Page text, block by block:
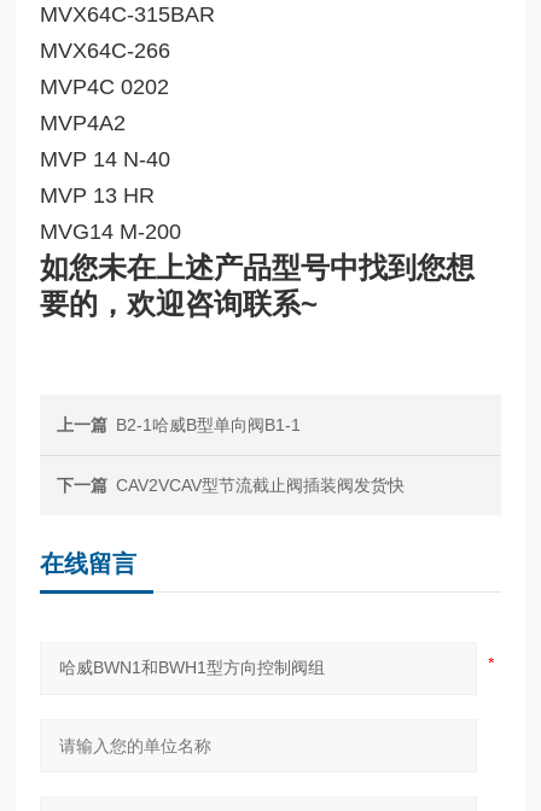
MVX64C-315BAR
MVX64C-266
MVP4C 0202
MVP4A2
MVP 14 N-40
MVP 13 HR
MVG14 M-200
如您未在上述产品型号中找到您想
要的，欢迎咨询联系~
上一篇 B2-1哈威B型单向阀B1-1
下一篇 CAV2VCAV型节流截止阀插装阀发货快
在线留言